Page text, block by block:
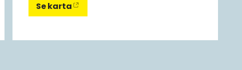
Se karta